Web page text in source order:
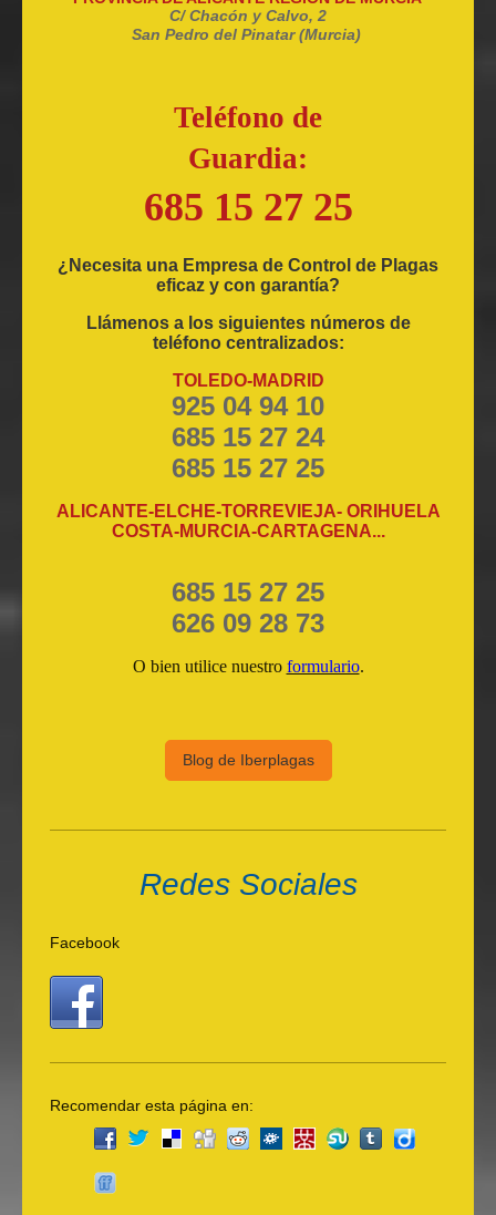
C/ Chacón y Calvo, 2
San Pedro del Pinatar (Murcia)
Teléfono de
Guardia:
685 15 27 25
¿Necesita una Empresa de Control de Plagas
eficaz y con garantía?
Llámenos a los siguientes números de
teléfono centralizados:
TOLEDO-MADRID
925 04 94 10
685 15 27 24
685 15 27 25
ALICANTE-ELCHE-TORREVIEJA- ORIHUELA
COSTA-MURCIA-CARTAGENA...
685 15 27 25
626 09 28 73
O bien utilice nuestro formulario.
Blog de Iberplagas
Redes Sociales
Facebook
Recomendar esta página en: